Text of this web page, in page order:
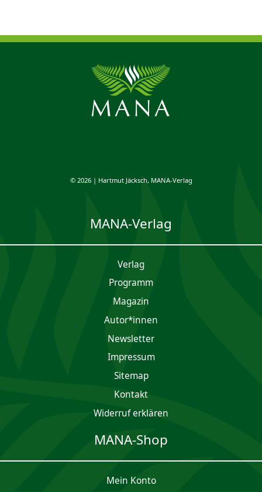
© 2026 | Hartmut Jäcksch, MANA-Verlag
MANA-Verlag
Verlag
Programm
Magazin
Autor*innen
Newsletter
Impres­sum
Sitemap
Kontakt
Widerruf erklären
MANA-Shop
Mein Konto